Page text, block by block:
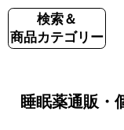
検索＆
商品カテゴリー
睡眠薬通販・